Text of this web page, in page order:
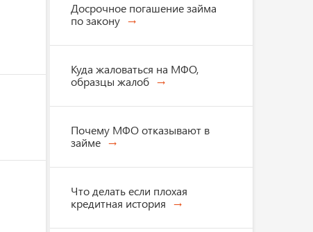
Досрочное погашение займа
по закону
Куда жаловаться на МФО,
образцы жалоб
Почему МФО отказывают в
займе
Что делать если плохая
кредитная история